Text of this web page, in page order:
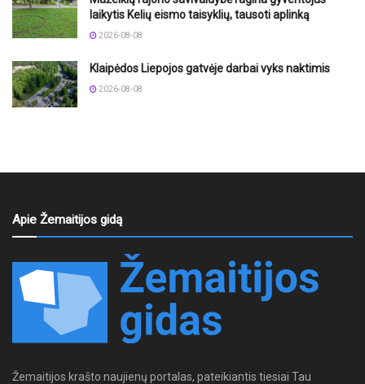
laikytis Kelių eismo taisyklių, tausoti aplinką
2026-08-08
Klaipėdos Liepojos gatvėje darbai vyks naktimis
2026-08-08
Apie Žemaitijos gidą
Žemaitijos krašto naujienų portalas, pateikiantis tiesiai Tau